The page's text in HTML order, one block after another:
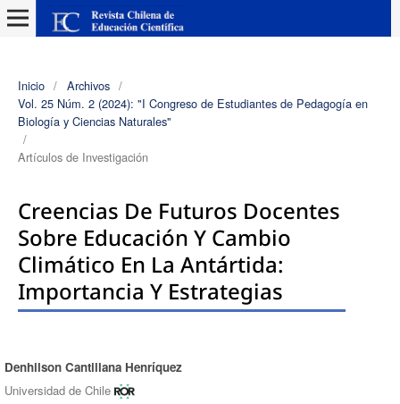
Inicio / Archivos /
Vol. 25 Núm. 2 (2024): "I Congreso de Estudiantes de Pedagogía en
Biología y Ciencias Naturales"
/
Artículos de Investigación
Creencias De Futuros Docentes
Sobre Educación Y Cambio
Climático En La Antártida:
Importancia Y Estrategias
Autores/as
Denhilson Cantillana Henríquez
Universidad de Chile